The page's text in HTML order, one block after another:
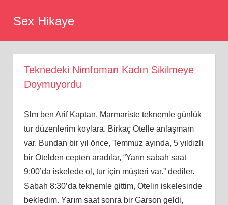
Sex Hikaye
Teknedeki Nimfoman Kadın Sikilmeye
Doymuyordu
Slm ben Arif Kaptan. Marmariste teknemle günlük
tur düzenlerim koylara. Birkaç Otelle anlaşmam
var. Bundan bir yıl önce, Temmuz ayında, 5 yıldızlı
bir Otelden cepten aradılar, “Yarın sabah saat
9:00’da iskelede ol, tur için müşteri var.” dediler.
Sabah 8:30’da teknemle gittim, Otelin iskelesinde
bekledim. Yarım saat sonra bir Garson geldi,